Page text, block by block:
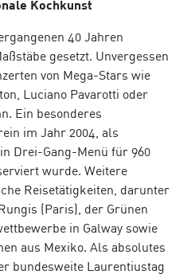
Kochkunst
40 Jahren
gesetzt. Unvergessen
von Mega-Stars wie
Luciano Pavarotti oder
Ein besonderes
im Jahr 2004, als
Drei-Gang-Menü für 960
wurde. Weitere
Reisetätigkeiten, darunter
(Paris), der Grünen
in Galway sowie
aus Mexiko. Als absolutes
bundesweite Laurentiustag